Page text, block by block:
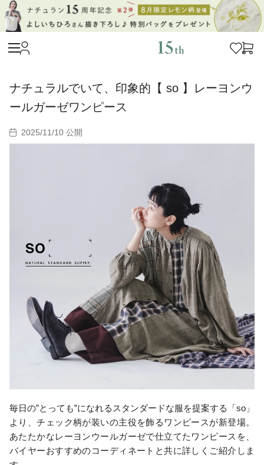
ナチュラルでいて、印象的【 so 】レーヨンウ
ールガーゼワンピース
2025/11/10 公開
毎日の”とっても”になれるスタンダードな服を提案する「so」
より、チェック柄が装いの主役を飾るワンピースが新登場。
あたたかなレーヨンウールガーゼで仕立てたワンピースを、
バイヤーおすすめのコーディネートと共に詳しくご紹介しま